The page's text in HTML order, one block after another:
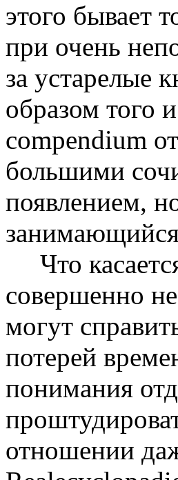
этого бывает
при очень
за устарелые
образом того
compendium
большими
появлением,
Что
совершенно
могут
потерей
понимания
отношении